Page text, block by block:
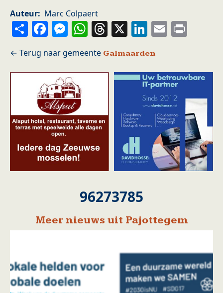
Auteur
Marc Colpaert
ShareFacebook
Messenger
WhatsApp
Threads
X LinkedIn
Email
Galmaarden
96273785
Meer nieuws uit Pajottegem